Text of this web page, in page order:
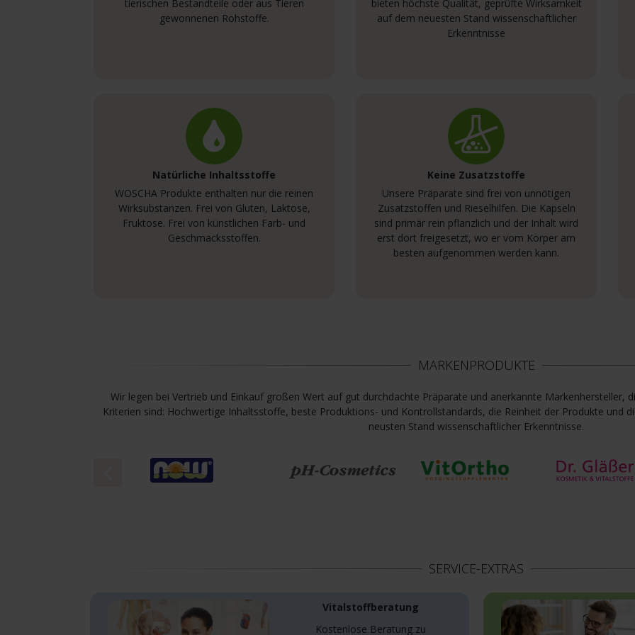
tierischen Bestandteile oder aus Tieren
gewonnenen Rohstoffe.
bieten höchste Qualität, geprüfte Wirksamkeit
auf dem neuesten Stand wissenschaftlicher
Erkenntnisse
Natürliche Inhaltsstoffe
WOSCHA Produkte enthalten nur die reinen
Wirksubstanzen. Frei von Gluten, Laktose,
Fruktose. Frei von künstlichen Farb- und
Geschmacksstoffen.
Keine Zusatzstoffe
Unsere Präparate sind frei von unnötigen
Zusatzstoffen und Rieselhilfen. Die Kapseln
sind primär rein pflanzlich und der Inhalt wird
erst dort freigesetzt, wo er vom Körper am
besten aufgenommen werden kann.
MARKENPRODUKTE
Wir legen bei Vertrieb und Einkauf großen Wert auf gut durchdachte Präparate und anerkannte Markenhersteller,
Kriterien sind: Hochwertige Inhaltsstoffe, beste Produktions- und Kontrollstandards, die Reinheit der Produkte und
neusten Stand wissenschaftlicher Erkenntnisse.
SERVICE-EXTRAS
Vitalstoffberatung
Kostenlose Beratung zu